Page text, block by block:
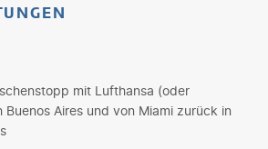
mit Lufthansa (oder
Aires und von Miami zurück in